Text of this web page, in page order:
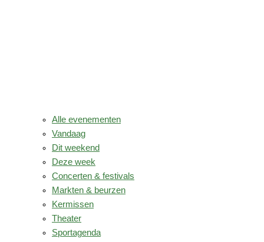
Alle evenementen
Vandaag
Dit weekend
Deze week
Concerten & festivals
Markten & beurzen
Kermissen
Theater
Sportagenda